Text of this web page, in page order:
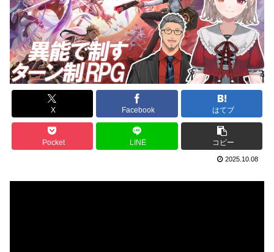
X Facebook はてブ
Pocket LINE コピー
2025.10.08